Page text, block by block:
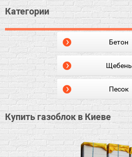
Категории
Бетон
Щебень
Песок
Купить газоблок в Киеве